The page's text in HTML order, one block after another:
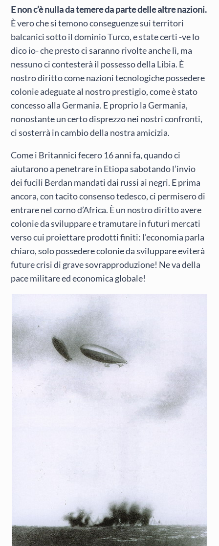
E non c’è nulla da temere da parte delle altre nazioni.
È vero che si temono conseguenze sui territori
balcanici sotto il dominio Turco, e state certi -ve lo
dico io- che presto ci saranno rivolte anche lì, ma
nessuno ci contesterà il possesso della Libia. È
nostro diritto come nazioni tecnologiche possedere
colonie adeguate al nostro prestigio, come è stato
concesso alla Germania. E proprio la Germania,
nonostante un certo disprezzo nei nostri confronti,
ci sosterrà in cambio della nostra amicizia.
Come i Britannici fecero 16 anni fa, quando ci
aiutarono a penetrare in Etiopa sabotando l’invio
dei fucili Berdan mandati dai russi ai negri. E prima
ancora, con tacito consenso tedesco, ci permisero di
entrare nel corno d’Africa. È un nostro diritto avere
colonie da sviluppare e tramutare in futuri mercati
verso cui proiettare prodotti finiti: l’economia parla
chiaro, solo possedere colonie da sviluppare eviterà
future crisi di grave sovrapproduzione! Ne va della
pace militare ed economica globale!